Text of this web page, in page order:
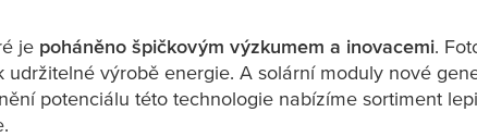
je poháněno špičkovým výzkumem a inovacemi.
výrobě energie. A solární moduly nové
potenciálu této technologie nabízíme sortiment